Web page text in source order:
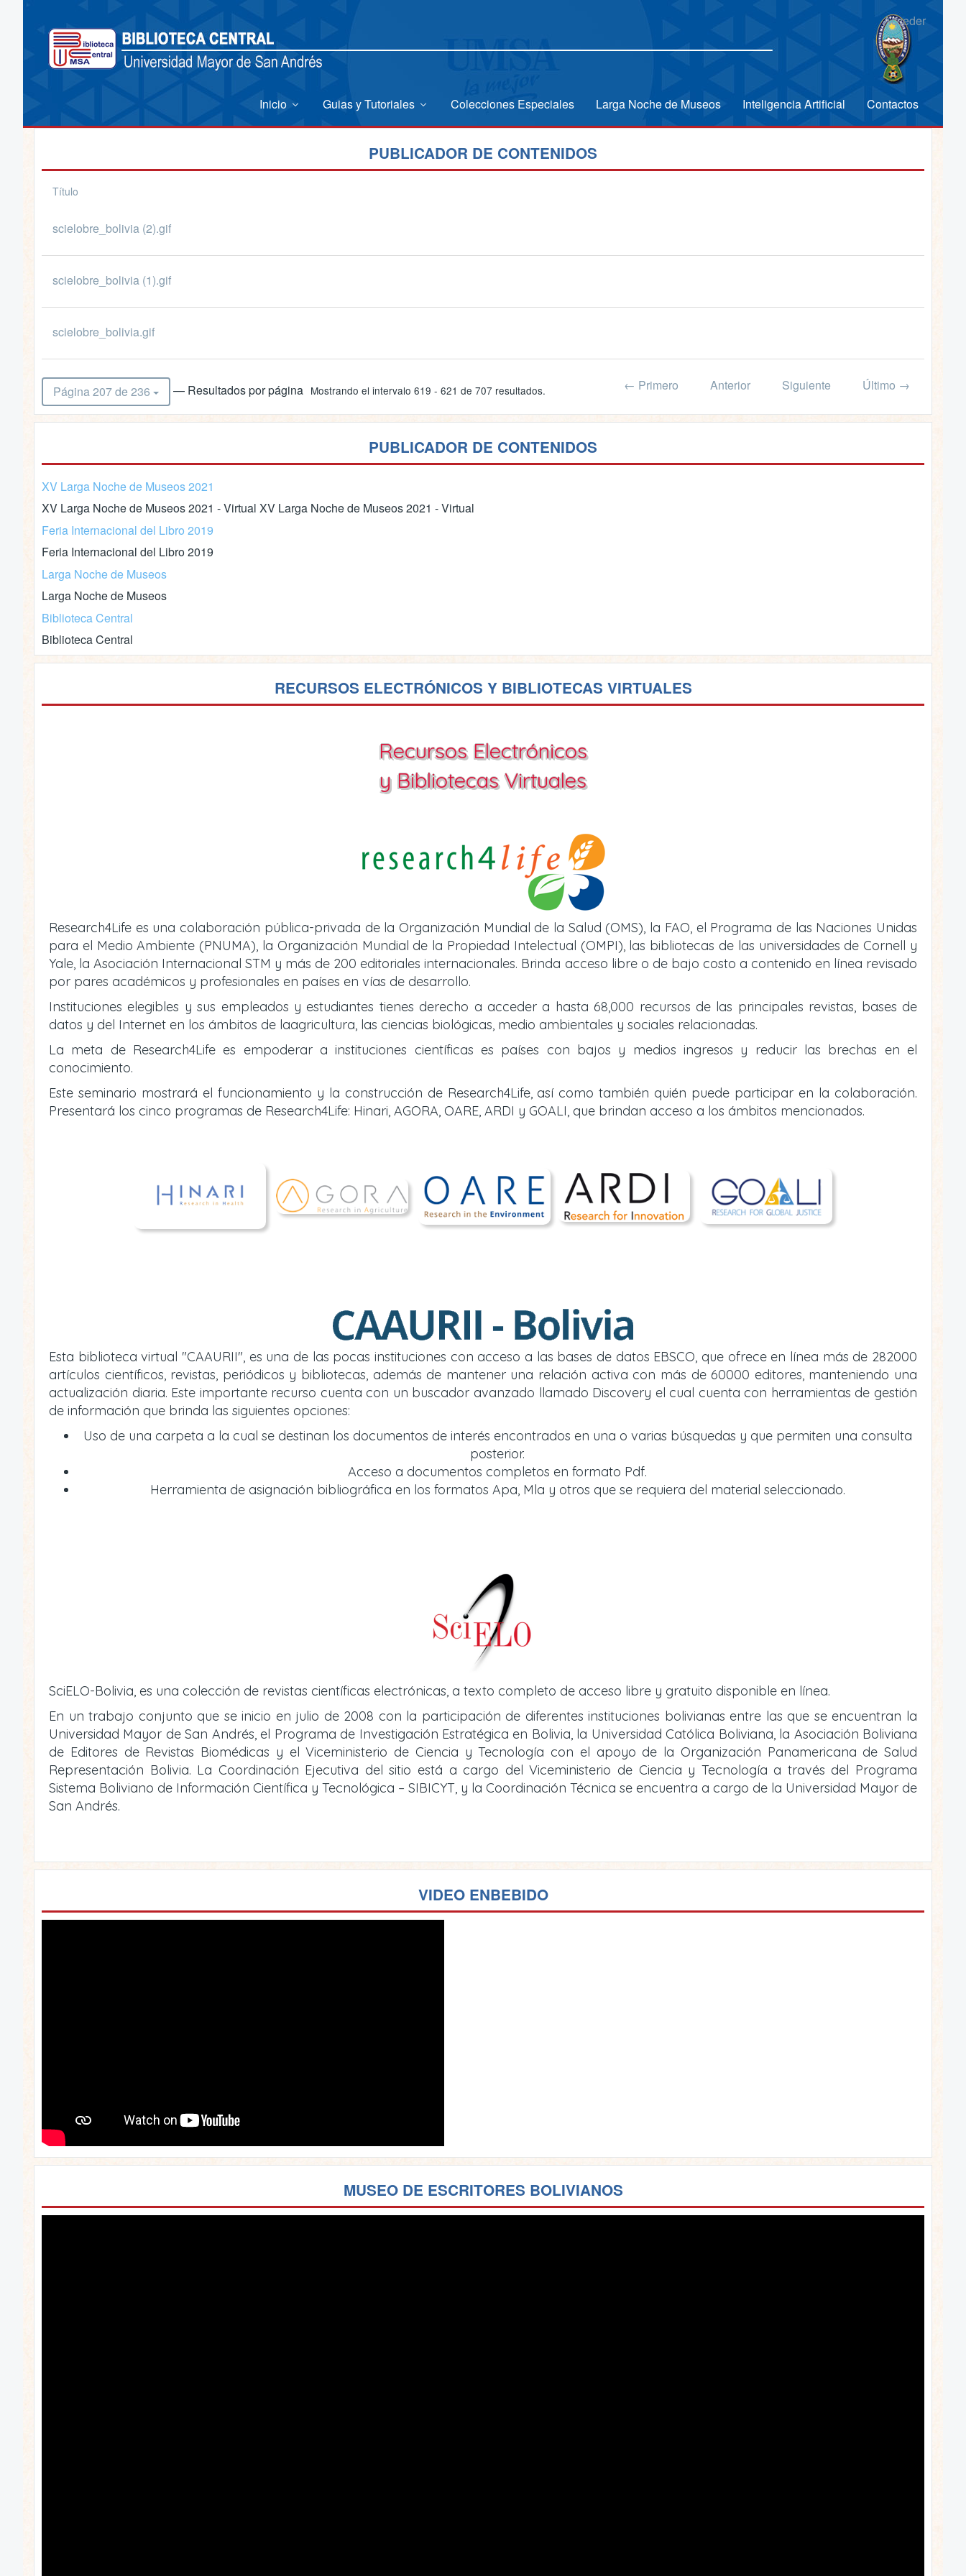
Acceder
Inicio Guias y Tutoriales Colecciones Especiales Larga Noche de Museos Inteligencia Artificial Contactos
PUBLICADOR DE CONTENIDOS
Título
scielobre_bolivia (2).gif
scielobre_bolivia (1).gif
scielobre_bolivia.gif
Página 207 de 236 — Resultados por página Mostrando el intervalo 619 - 621 de 707 resultados. ← Primero Anterior Siguiente Último →
PUBLICADOR DE CONTENIDOS
XV Larga Noche de Museos 2021
XV Larga Noche de Museos 2021 - Virtual XV Larga Noche de Museos 2021 - Virtual
Feria Internacional del Libro 2019
Feria Internacional del Libro 2019
Larga Noche de Museos
Larga Noche de Museos
Biblioteca Central
Biblioteca Central
RECURSOS ELECTRÓNICOS Y BIBLIOTECAS VIRTUALES
Recursos Electrónicos
y Bibliotecas Virtuales
Research4Life es una colaboración pública-privada de la Organización Mundial de la Salud (OMS), la FAO, el Programa de las Naciones Unidas
para el Medio Ambiente (PNUMA), la Organización Mundial de la Propiedad Intelectual (OMPI), las bibliotecas de las universidades de Cornell y
Yale, la Asociación Internacional STM y más de 200 editoriales internacionales. Brinda acceso libre o de bajo costo a contenido en línea revisado
por pares académicos y profesionales en países en vías de desarrollo.
Instituciones elegibles y sus empleados y estudiantes tienes derecho a acceder a hasta 68,000 recursos de las principales revistas, bases de
datos y del Internet en los ámbitos de laagricultura, las ciencias biológicas, medio ambientales y sociales relacionadas.
La meta de Research4Life es empoderar a instituciones científicas es países con bajos y medios ingresos y reducir las brechas en el
conocimiento.
Este seminario mostrará el funcionamiento y la construcción de Research4Life, así como también quién puede participar en la colaboración.
Presentará los cinco programas de Research4Life: Hinari, AGORA, OARE, ARDI y GOALI, que brindan acceso a los ámbitos mencionados.
Esta biblioteca virtual "CAAURII", es una de las pocas instituciones con acceso a las bases de datos EBSCO, que ofrece en línea más de 282000
artículos científicos, revistas, periódicos y bibliotecas, además de mantener una relación activa con más de 60000 editores, manteniendo una
actualización diaria. Este importante recurso cuenta con un buscador avanzado llamado Discovery el cual cuenta con herramientas de gestión
de información que brinda las siguientes opciones:
Uso de una carpeta a la cual se destinan los documentos de interés encontrados en una o varias búsquedas y que permiten una consulta
posterior.
Acceso a documentos completos en formato Pdf.
Herramienta de asignación bibliográfica en los formatos Apa, Mla y otros que se requiera del material seleccionado.
SciELO-Bolivia, es una colección de revistas científicas electrónicas, a texto completo de acceso libre y gratuito disponible en línea.
En un trabajo conjunto que se inicio en julio de 2008 con la participación de diferentes instituciones bolivianas entre las que se encuentran la
Universidad Mayor de San Andrés, el Programa de Investigación Estratégica en Bolivia, la Universidad Católica Boliviana, la Asociación Boliviana
de Editores de Revistas Biomédicas y el Viceministerio de Ciencia y Tecnología con el apoyo de la Organización Panamericana de Salud
Representación Bolivia. La Coordinación Ejecutiva del sitio está a cargo del Viceministerio de Ciencia y Tecnología a través del Programa
Sistema Boliviano de Información Científica y Tecnológica – SIBICYT, y la Coordinación Técnica se encuentra a cargo de la Universidad Mayor de
San Andrés.
VIDEO ENBEBIDO
MUSEO DE ESCRITORES BOLIVIANOS